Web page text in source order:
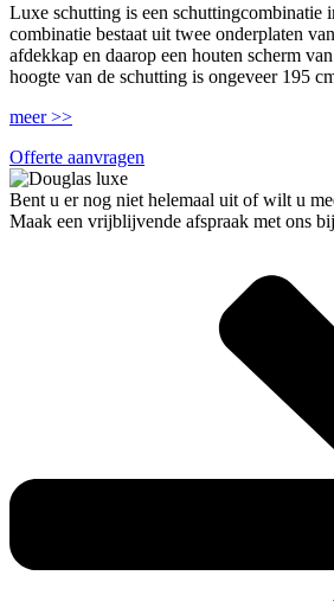
Luxe schutting is een schuttingcombinatie
combinatie bestaat uit twee onderplaten
afdekkap en daarop een houten scherm
hoogte van de schutting is ongeveer 195
meer >>
Offerte aanvragen
Bent u er nog niet helemaal uit of wilt u
Maak een vrijblijvende afspraak met ons